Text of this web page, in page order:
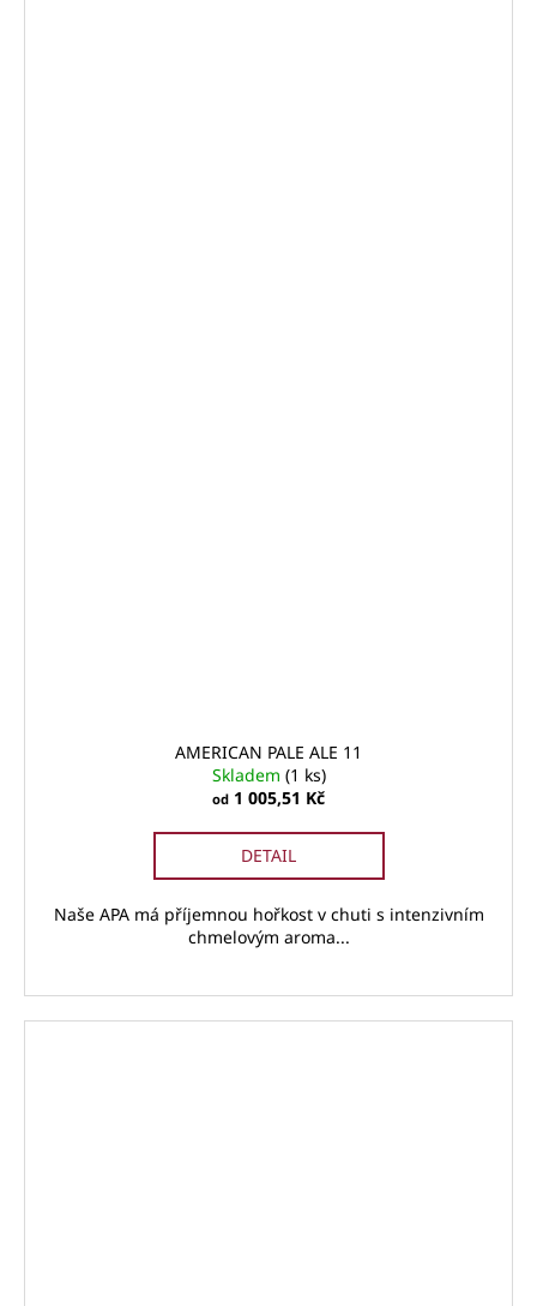
AMERICAN PALE ALE 11
Skladem (1 ks)
od 1 005,51 Kč
DETAIL
Naše APA má příjemnou hořkost v chuti s intenzivním
chmelovým aroma...